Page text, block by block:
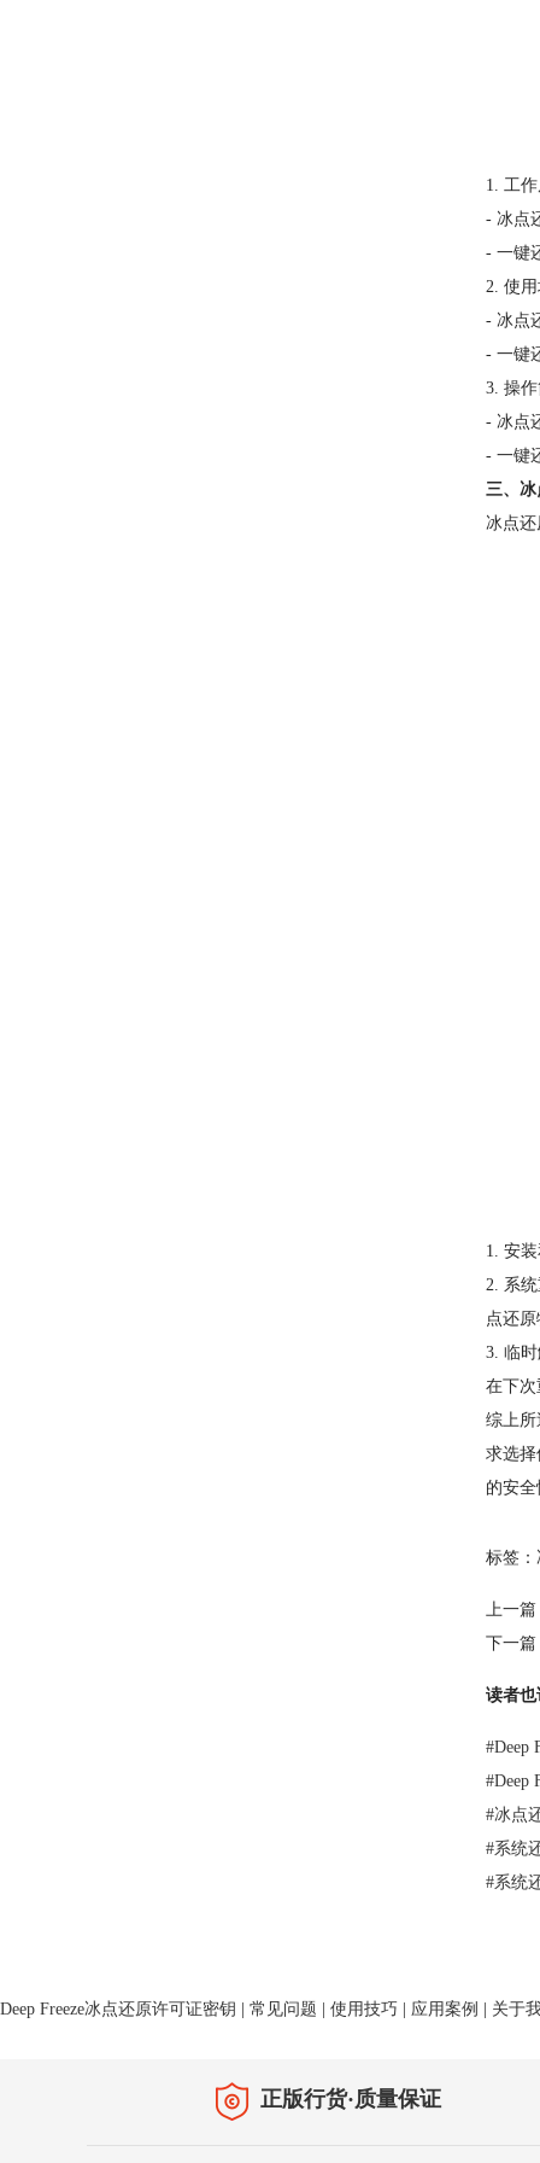
1. 工
- 冰点
- 一键
2. 使
- 冰点
- 一键
3. 操
- 冰点
- 一键
三、
冰点
1. 安
2. 系
点还
3. 临
在下
综上
求选
的安
标签：
上一
下一篇
读者
#Deep
#Deep
#冰点
#系统
#系统
Deep Freeze冰点还原许可证密钥 | 常见问题 | 使用技巧 | 应用案例 | 关于
正版行货·质量保证